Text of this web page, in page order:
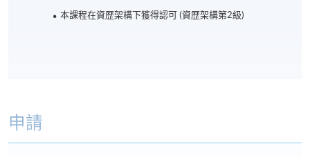
本課程在資歴架構下獲得認可 (資歴架構第2級)
申請